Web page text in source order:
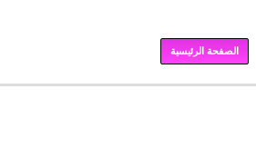
الصفحة الرئيسية